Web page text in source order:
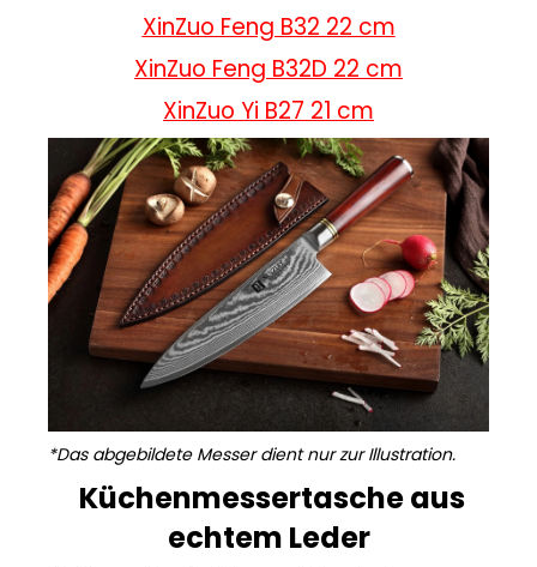
XinZuo Feng B32 22 cm
XinZuo Feng B32D 22 cm
XinZuo Yi B27 21 cm
*Das abgebildete Messer dient nur zur Illustration.
Küchenmessertasche aus
echtem Leder